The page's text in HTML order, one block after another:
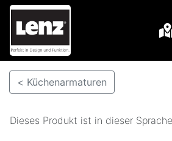
< Küchenarmaturen
Dieses Produkt ist in dieser